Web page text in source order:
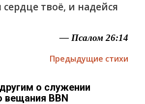
сердце твоё, и надейся
— Псалом 26:14
Предыдущие стихи
о служении
вещания BBN